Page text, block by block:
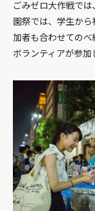
ごみゼロ大作戦で
園祭では、学生か
加者も合わせての
ボランティアが参加